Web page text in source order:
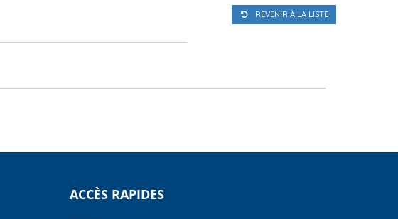
REVENIR À LA LISTE
ACCÈS RAPIDES